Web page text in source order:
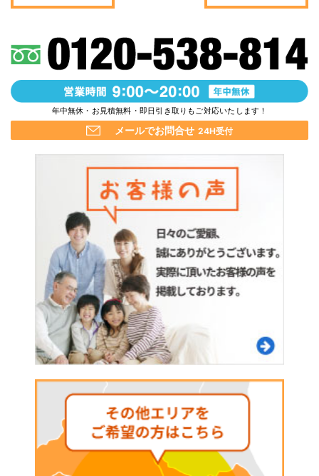
年中無休・お見積無料・即日引き取りもご対応いたします！
メールでお問合せ 24H受付